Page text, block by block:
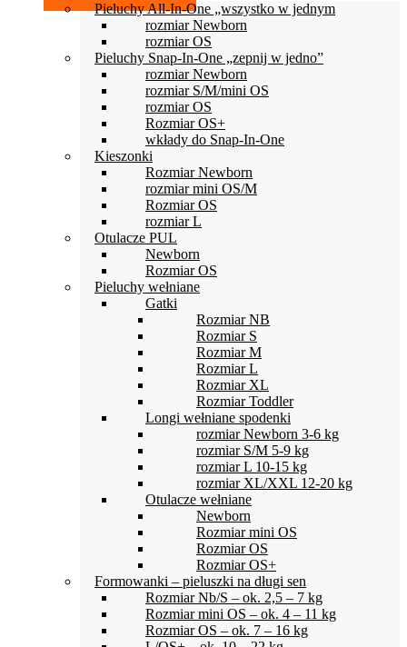
Pieluchy All-In-One „wszystko w jednym
rozmiar Newborn
rozmiar OS
Pieluchy Snap-In-One „zepnij w jedno”
rozmiar Newborn
rozmiar S/M/mini OS
rozmiar OS
Rozmiar OS+
wkłady do Snap-In-One
Kieszonki
Rozmiar Newborn
rozmiar mini OS/M
Rozmiar OS
rozmiar L
Otulacze PUL
Newborn
Rozmiar OS
Pieluchy wełniane
Gatki
Rozmiar NB
Rozmiar S
Rozmiar M
Rozmiar L
Rozmiar XL
Rozmiar Toddler
Longi wełniane spodenki
rozmiar Newborn 3-6 kg
rozmiar S/M 5-9 kg
rozmiar L 10-15 kg
rozmiar XL/XXL 12-20 kg
Otulacze wełniane
Newborn
Rozmiar mini OS
Rozmiar OS
Rozmiar OS+
Formowanki – pieluszki na długi sen
Rozmiar Nb/S – ok. 2,5 – 7 kg
Rozmiar mini OS – ok. 4 – 11 kg
Rozmiar OS – ok. 7 – 16 kg